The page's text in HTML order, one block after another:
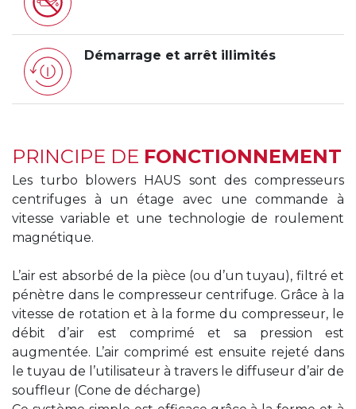
Démarrage et arrêt illimités
PRINCIPE DE FONCTIONNEMENT
Les turbo blowers HAUS sont des compresseurs
centrifuges à un étage avec une commande à
vitesse variable et une technologie de roulement
magnétique.
L’air est absorbé de la pièce (ou d’un tuyau), filtré et
pénètre dans le compresseur centrifuge. Grâce à la
vitesse de rotation et à la forme du compresseur, le
débit d’air est comprimé et sa pression est
augmentée. L’air comprimé est ensuite rejeté dans
le tuyau de l’utilisateur à travers le diffuseur d’air de
souffleur (Cone de décharge)